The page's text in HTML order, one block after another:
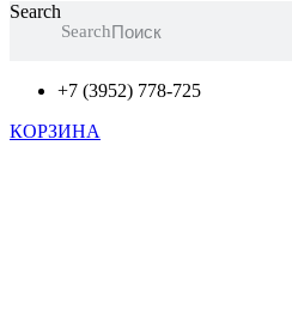
Search
Search
+7 (3952) 778-725
КОРЗИНА